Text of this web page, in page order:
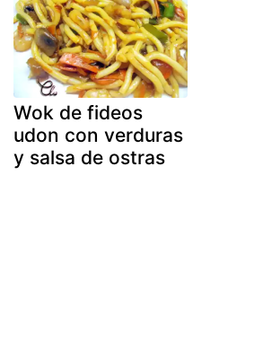
Wok de fideos
udon con verduras
y salsa de ostras